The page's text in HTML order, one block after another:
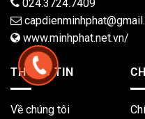
024.3724.7409
www.minhphat.net.vn/
THÔNG TIN
Về chúng tôi